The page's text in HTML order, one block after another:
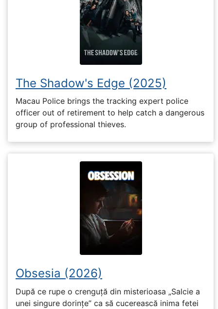
The Shadow's Edge (2025)
Macau Police brings the tracking expert police
officer out of retirement to help catch a dangerous
group of professional thieves.
Obsesia (2026)
După ce rupe o crenguță din misterioasa „Salcie a
unei singure dorințe” ca să cucerească inima fetei